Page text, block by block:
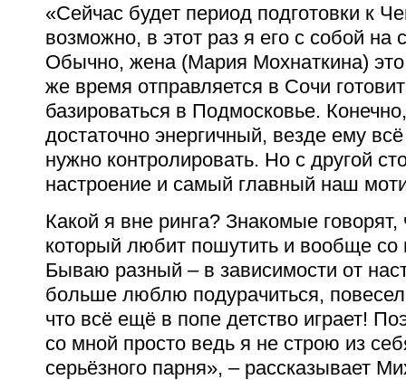
«Сейчас будет период подготовки к
возможно, в этот раз я его с собой на
Обычно, жена (Мария Мохнаткина) это
же время отправляется в Сочи
базироваться в Подмосковье.
достаточно энергичный, везде ему
нужно контролировать. Но с другой
настроение и самый главный наш
Какой я вне ринга? Знакомые
который любит пошутить и вообще со
Бываю разный – в зависимости от
больше люблю подурачиться,
что всё ещё в попе детство играет!
со мной просто ведь я не строю из
серьёзного парня», – рассказывает